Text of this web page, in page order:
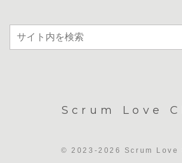
Scrum Love
© 2023-2026 Scrum Love